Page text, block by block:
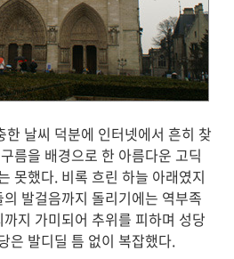
날씨 덕분에 인터넷에서 흔히 찾
름을 배경으로 한 아름다운 고딕
못했다. 비록 흐린 하늘 아래였지
발걸음까지 돌리기에는 역부족
지 가미되어 추위를 피하며 성당
은 발디딜 틈 없이 복잡했다.